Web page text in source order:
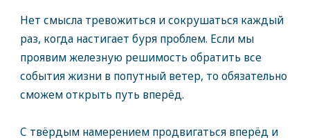
Нет смысла тревожиться и сокрушаться каждый
раз, когда настигает буря проблем. Если мы
проявим железную решимость обратить все
события жизни в попутный ветер, то обязательно
сможем открыть путь вперёд.
С твёрдым намерением продвигаться вперёд и